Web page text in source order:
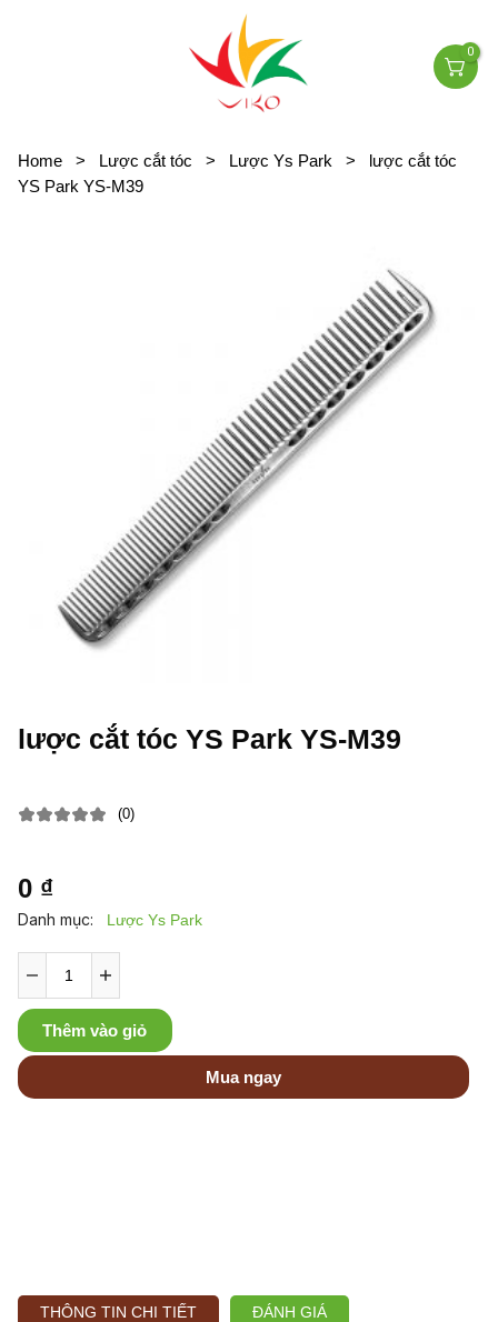
0
Home > Lược cắt tóc > Lược Ys Park >
lược cắt tóc
YS Park YS-M39
lược cắt tóc YS Park YS-M39
(0)
0 ₫
Thêm vào giỏ
Mua ngay
Danh mục: Lược Ys Park
THÔNG TIN CHI TIẾT
ĐÁNH GIÁ